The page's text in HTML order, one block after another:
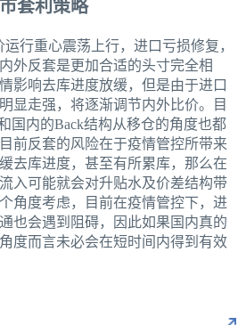
套利策略
运行重心震荡上行，进口亏损修复，
外反套是更加合适的头寸完全相
影响去库进度放缓，但是由于进口
显走强，将逐渐调节内外比价。目
国内的Back结构从移仓的角度也都
前反套的风险在于疫情管控所带来
去库进度，甚至有所累库，那么在
入可能就会对升贴水及价差结构带
角度考虑，目前在疫情管控下，进
也会遇到阻碍，因此如果国内真的
度而言未必会在短时间内得到有效